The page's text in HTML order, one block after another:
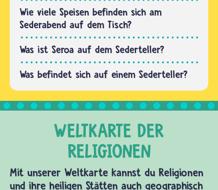
Wie viele Speisen befinden sich am
Sederabend auf dem Tisch?
Was ist Seroa auf dem Sederteller?
Was befindet sich auf einem Sederteller?
Mit unserer Weltkarte kannst du Religionen
und ihre heiligen Stätten auch geographisch